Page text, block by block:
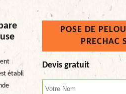
établi
POSE DE
PRECHAC
Devis gratuit